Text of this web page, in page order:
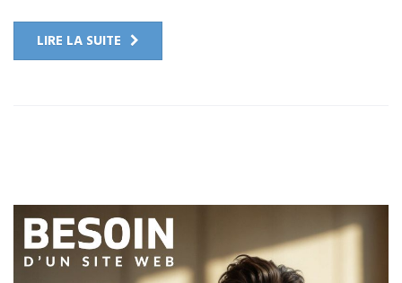
LIRE LA SUITE